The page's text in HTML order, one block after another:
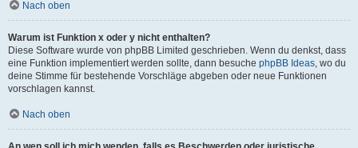
Nach oben
Warum ist Funktion x oder y nicht enthalten?
Diese Software wurde von phpBB Limited geschrieben. Wenn du denkst, dass
eine Funktion implementiert werden sollte, dann besuche phpBB Ideas, wo du
deine Stimme für bestehende Vorschläge abgeben oder neue Funktionen
vorschlagen kannst.
Nach oben